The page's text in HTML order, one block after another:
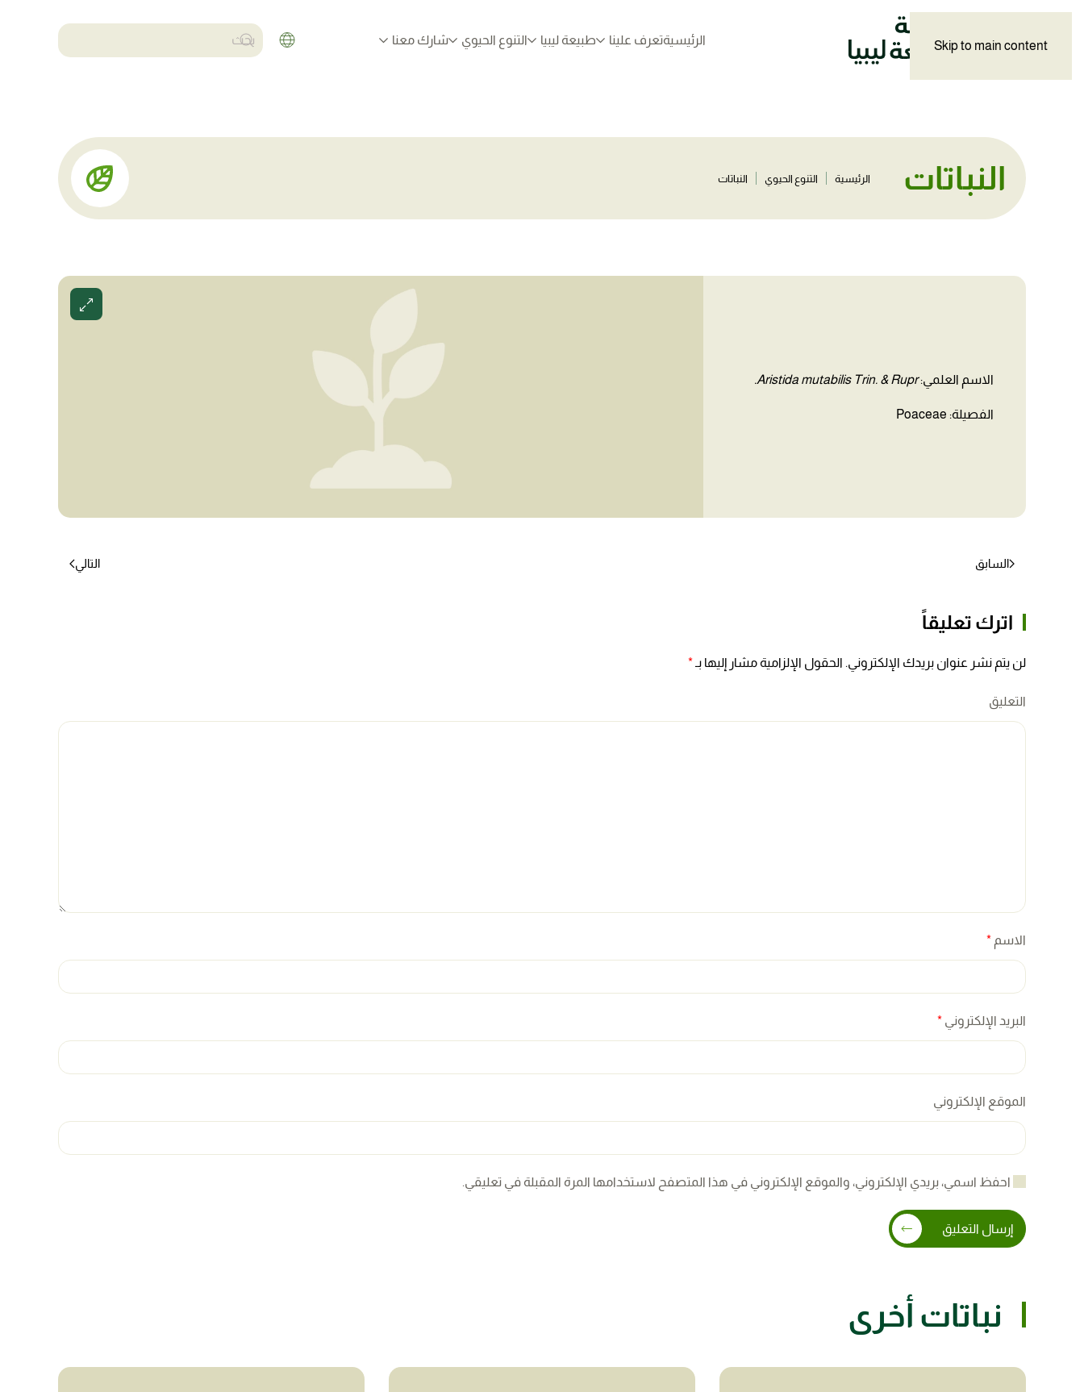
Skip to main content الرئيسيةتعرف علينا طبيعة ليبيا التنوع الحيوي شارك معنا
النباتات الرئيسية التنوع الحيوي النباتات
الاسم العلمي:Aristida mutabilis Trin. & Rupr.
الفصيلة: Poaceae
السابق التالي
اترك تعليقاً
لن يتم نشر عنوان بريدك الإلكتروني. الحقول الإلزامية مشار إليها بـ*
التعليق
الاسم *
البريد الإلكتروني *
الموقع الإلكتروني
احفظ اسمي، بريدي الإلكتروني، والموقع الإلكتروني في هذا المتصفح لاستخدامها المرة المقبلة في تعليقي.
إرسال التعليق
نباتات أخرى